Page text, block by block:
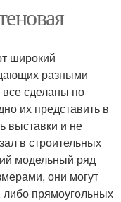
широкий
разными
сделаны по
их представить в
выставки и не
в строительных
модельный ряд
они могут
прямоугольных